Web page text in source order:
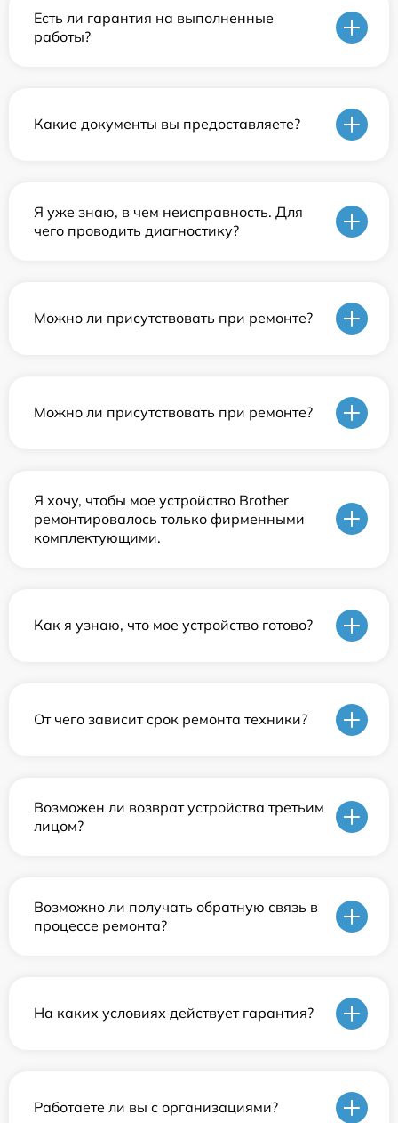
Есть ли гарантия на выполненные
работы?
Какие документы вы предоставляете?
Я уже знаю, в чем неисправность. Для
чего проводить диагностику?
Можно ли присутствовать при ремонте?
Можно ли присутствовать при ремонте?
Я хочу, чтобы мое устройство Brother
ремонтировалось только фирменными
комплектующими.
Как я узнаю, что мое устройство готово?
От чего зависит срок ремонта техники?
Возможен ли возврат устройства третьим
лицом?
Возможно ли получать обратную связь в
процессе ремонта?
На каких условиях действует гарантия?
Работаете ли вы с организациями?